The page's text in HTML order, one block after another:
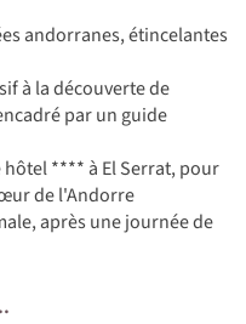
andorranes, étincelantes
à la découverte de
par un guide
**** à El Serrat, pour
de l'Andorre
après une journée de